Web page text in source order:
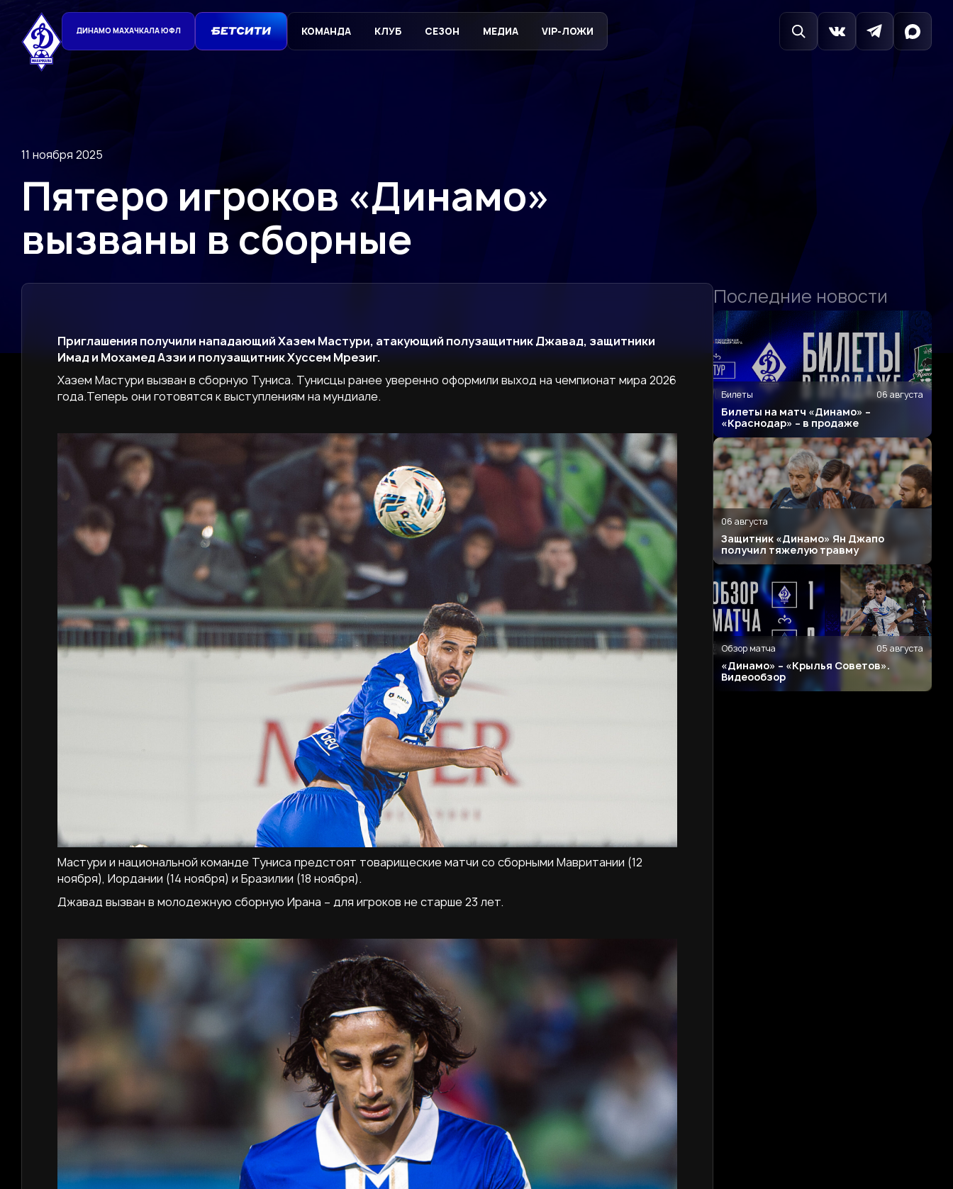
ДИНАМО МАХАЧКАЛА ЮФЛ КОМАНДА КЛУБ СЕЗОН МЕДИА VIP-ЛОЖИ
11 ноября 2025
Пятеро игроков «Динамо»
вызваны в сборные
Приглашения получили нападающий Хазем Мастури, атакующий полузащитник Джавад, защитники
Имад и Мохамед Аззи и полузащитник Хуссем Мрезиг.
Хазем Мастури вызван в сборную Туниса. Тунисцы ранее уверенно оформили выход на чемпионат мира 2026
года.Теперь они готовятся к выступлениям на мундиале.
Мастури и национальной команде Туниса предстоят товарищеские матчи со сборными Мавритании (12
ноября), Иордании (14 ноября) и Бразилии (18 ноября).
Джавад вызван в молодежную сборную Ирана – для игроков не старше 23 лет.
Последние новости
Билеты 06 августа
Билеты на матч «Динамо» –
«Краснодар» – в продаже
06 августа
Защитник «Динамо» Ян Джапо
получил тяжелую травму
Обзор матча 05 августа
«Динамо» – «Крылья Советов».
Видеообзор